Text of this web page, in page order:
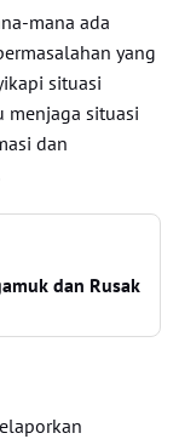
mana ada
yang
situasi
menjaga situasi
dan
dan Rusak